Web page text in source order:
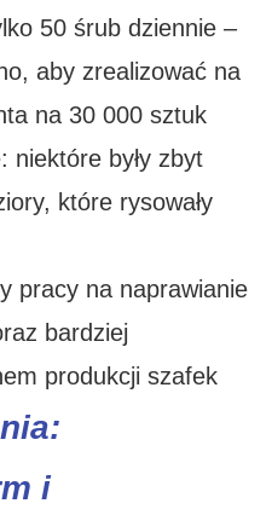
50 śrub dziennie –
aby zrealizować na
na 30 000 sztuk
niektóre były zbyt
które rysowały
pracy na naprawianie
bardziej
produkcji szafek
i